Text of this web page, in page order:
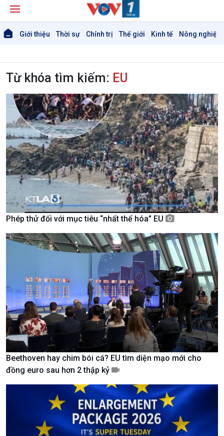
Giới thiệu Thời sự Chính trị Thế giới Kinh tế Nông nghiệp
Thời sự
Thời sự 6h
Thời sự 12h
Thời sự 18h
Thời sự 21h30
Bản tin
Chuyên mục
Theo dòng Thời sự
Từ khóa tìm kiếm: EU
Phép thử đối với mục tiêu “nhất thể hóa” EU
Beethoven hay chim bói cá? EU tìm diện mạo mới cho
đồng euro sau hơn 2 thập kỷ